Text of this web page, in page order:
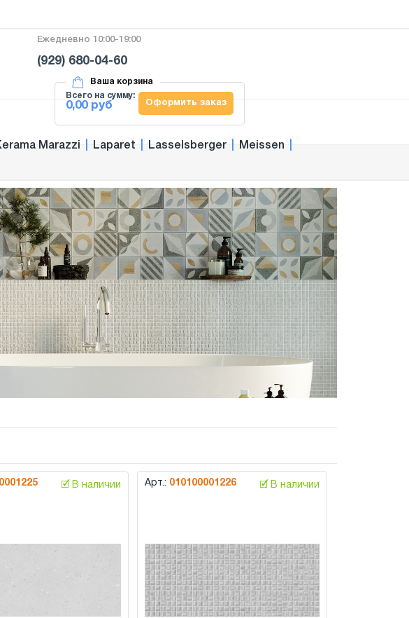
Ежедневно 10:00-19:00
(929) 680-04-60
Ваша корзина
Оформить заказ
Всего на сумму:
0,00 руб
Marazzi Laparet Lasselsberger Meissen
🗹 В наличии Арт.: 010100001226 🗹 В наличии